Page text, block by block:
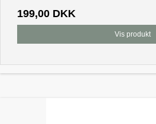
199,00 DKK
Vis produkt